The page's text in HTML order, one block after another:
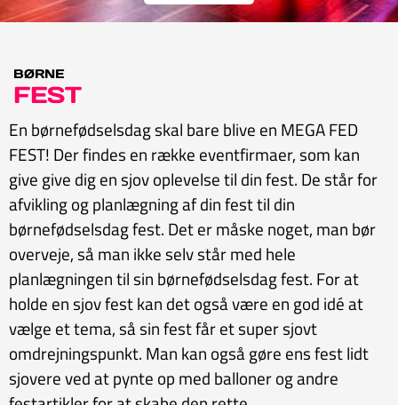
BØRNE
FEST
En børnefødselsdag skal bare blive en MEGA FED
FEST! Der findes en række eventfirmaer, som kan
give give dig en sjov oplevelse til din fest. De står for
afvikling og planlægning af din fest til din
børnefødselsdag fest. Det er måske noget, man bør
overveje, så man ikke selv står med hele
planlægningen til sin børnefødselsdag fest. For at
holde en sjov fest kan det også være en god idé at
vælge et tema, så sin fest får et super sjovt
omdrejningspunkt. Man kan også gøre ens fest lidt
sjovere ved at pynte op med balloner og andre